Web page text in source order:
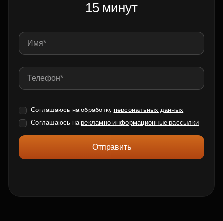
15 минут
Соглашаюсь на обработку персональных данных
Соглашаюсь нарекламно-информационные рассылки
Отправить